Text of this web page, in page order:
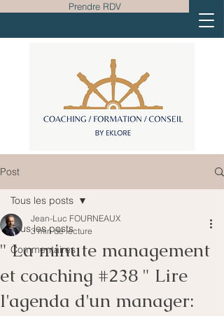
Prendre RDV
Post
Tous les posts
Commentaires
Tous les posts
" La minute management
et coaching #238 " Lire
l'agenda d'un manager:
Jean-Luc FOURNEAUX
3 min de lecture